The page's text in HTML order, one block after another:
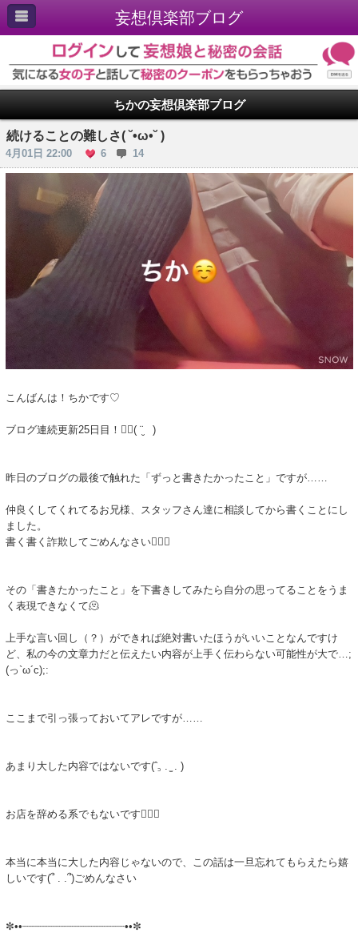
妄想倶楽部ブログ
ちかの妄想倶楽部ブログ
続けることの難しさ( ˘•ω•˘ )
4月01日 22:00 6 14
こんばんは！ちかです♡
ブログ連続更新25日目！✍🏻( ¨̮ )
昨日のブログの最後で触れた「ずっと書きたかったこと」ですが……
仲良くしてくれてるお兄様、スタッフさん達に相談してから書くことにし
ました。
書く書く詐欺してごめんなさい🙇🏻‍♀️
その「書きたかったこと」を下書きしてみたら自分の思ってることをうま
く表現できなくて🫠
上手な言い回し（？）ができれば絶対書いたほうがいいことなんですけ
ど、私の今の文章力だと伝えたい内容が上手く伝わらない可能性が大で…;
(っ`ω´c);:
ここまで引っ張っておいてアレですが……
あまり大した内容ではないです(ˆ꜆ . ̫ . )
お店を辞める系でもないです🙆🏻‍♀️
本当に本当に大した内容じゃないので、この話は一旦忘れてもらえたら嬉
しいです(՞ . .՞)ごめんなさい
✼••┈┈┈┈┈┈┈┈┈┈┈┈┈┈┈┈••✼